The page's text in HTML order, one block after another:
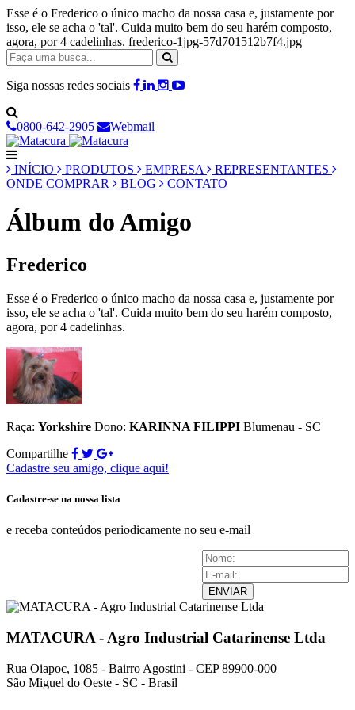
Esse é o Frederico o único macho da nossa casa e, justamente por
isso, ele se acha o 'tal'. Cuida muito bem do seu harém composto,
agora, por 4 cadelinhas. frederico-1jpg-57d701512b7f4.jpg
Siga nossas redes sociais
0800-642-2905 Webmail
INÍCIO PRODUTOS EMPRESA
REPRESENTANTES
ONDE COMPRAR
BLOG CONTATO
Álbum do Amigo
Frederico
Esse é o Frederico o único macho da nossa casa e, justamente por
isso, ele se acha o 'tal'. Cuida muito bem do seu harém composto,
agora, por 4 cadelinhas.
Raça: Yorkshire Dono: KARINNA FILIPPI Blumenau - SC
Compartilhe
Cadastre seu amigo, clique aqui!
Cadastre-se na nossa lista
e receba conteúdos periodicamente no seu e-mail
ENVIAR
MATACURA - Agro Industrial Catarinense Ltda
Rua Oiapoc, 1085 - Bairro Agostini - CEP 89900-000
São Miguel do Oeste - SC - Brasil